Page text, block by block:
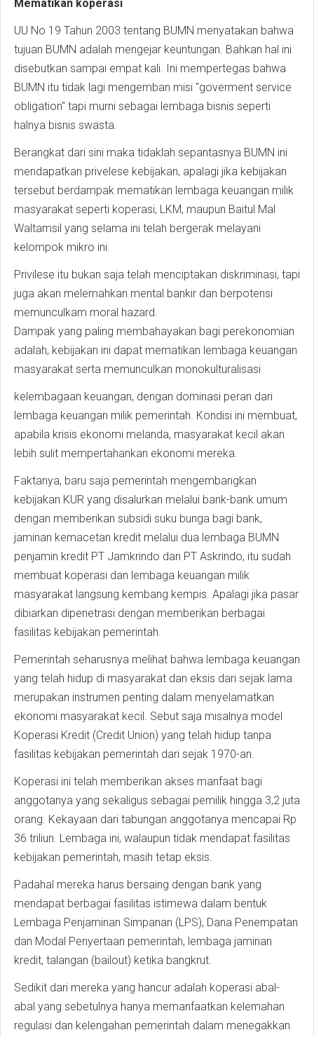
Mematikan koperasi
UU No 19 Tahun 2003 tentang BUMN menyatakan bahwa
tujuan BUMN adalah mengejar keuntungan. Bahkan hal ini
disebutkan sampai empat kali. Ini mempertegas bahwa
BUMN itu tidak lagi mengemban misi "goverment service
obligation" tapi murni sebagai lembaga bisnis seperti
halnya bisnis swasta.
Berangkat dari sini maka tidaklah sepantasnya BUMN ini
mendapatkan privelese kebijakan, apalagi jika kebijakan
tersebut berdampak mematikan lembaga keuangan milik
masyarakat seperti koperasi, LKM, maupun Baitul Mal
Waltamsil yang selama ini telah bergerak melayani
kelompok mikro ini.
Privilese itu bukan saja telah menciptakan diskriminasi, tapi
juga akan melemahkan mental bankir dan berpotensi
memunculkam moral hazard.
Dampak yang paling membahayakan bagi perekonomian
adalah, kebijakan ini dapat mematikan lembaga keuangan
masyarakat serta memunculkan monokulturalisasi
kelembagaan keuangan, dengan dominasi peran dari
lembaga keuangan milik pemerintah. Kondisi ini membuat,
apabila krisis ekonomi melanda, masyarakat kecil akan
lebih sulit mempertahankan ekonomi mereka.
Faktanya, baru saja pemerintah mengembangkan
kebijakan KUR yang disalurkan melalui bank-bank umum
dengan memberikan subsidi suku bunga bagi bank,
jaminan kemacetan kredit melalui dua lembaga BUMN
penjamin kredit PT Jamkrindo dan PT Askrindo, itu sudah
membuat koperasi dan lembaga keuangan milik
masyarakat langsung kembang kempis. Apalagi jika pasar
dibiarkan dipenetrasi dengan memberikan berbagai
fasilitas kebijakan pemerintah.
Pemerintah seharusnya melihat bahwa lembaga keuangan
yang telah hidup di masyarakat dan eksis dari sejak lama
merupakan instrumen penting dalam menyelamatkan
ekonomi masyarakat kecil. Sebut saja misalnya model
Koperasi Kredit (Credit Union) yang telah hidup tanpa
fasilitas kebijakan pemerintah dari sejak 1970-an.
Koperasi ini telah memberikan akses manfaat bagi
anggotanya yang sekaligus sebagai pemilik hingga 3,2 juta
orang. Kekayaan dari tabungan anggotanya mencapai Rp
36 triliun. Lembaga ini, walaupun tidak mendapat fasilitas
kebijakan pemerintah, masih tetap eksis.
Padahal mereka harus bersaing dengan bank yang
mendapat berbagai fasilitas istimewa dalam bentuk
Lembaga Penjaminan Simpanan (LPS), Dana Penempatan
dan Modal Penyertaan pemerintah, lembaga jaminan
kredit, talangan (bailout) ketika bangkrut.
Sedikit dari mereka yang hancur adalah koperasi abal-
abal yang sebetulnya hanya memanfaatkan kelemahan
regulasi dan kelengahan pemerintah dalam menegakkan